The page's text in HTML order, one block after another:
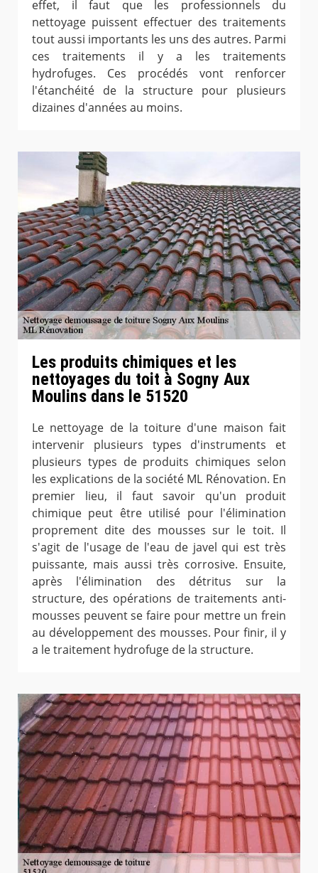
effet, il faut que les professionnels du
nettoyage puissent effectuer des traitements
tout aussi importants les uns des autres. Parmi
ces traitements il y a les traitements
hydrofuges. Ces procédés vont renforcer
l'étanchéité de la structure pour plusieurs
dizaines d'années au moins.
Les produits chimiques et les
nettoyages du toit à Sogny Aux
Moulins dans le 51520
Le nettoyage de la toiture d'une maison fait
intervenir plusieurs types d'instruments et
plusieurs types de produits chimiques selon
les explications de la société ML Rénovation. En
premier lieu, il faut savoir qu'un produit
chimique peut être utilisé pour l'élimination
proprement dite des mousses sur le toit. Il
s'agit de l'usage de l'eau de javel qui est très
puissante, mais aussi très corrosive. Ensuite,
après l'élimination des détritus sur la
structure, des opérations de traitements anti-
mousses peuvent se faire pour mettre un frein
au développement des mousses. Pour finir, il y
a le traitement hydrofuge de la structure.